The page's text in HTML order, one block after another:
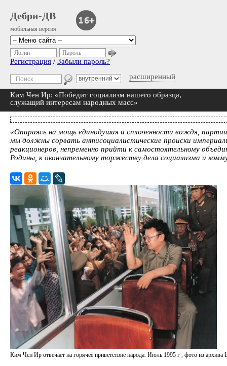
Дебри-ДВ
мобильная версия
расширенный
Логин Пароль
Регистрация / Забыли пароль?
Ким Чен Ир: «Победит социализм нашего образца,
служащий интересам народных масс»
«Опираясь на мощь единодушия и сплоченности вождя,
мы должны сорвать антисоциалистические происки
реакционеров, непременно прийти к самостоятельному
Родины, к окончательному торжеству дела социализма и
Ким Чен Ир отвечает на горячее приветствие народа. Июль 1995 г , фото из